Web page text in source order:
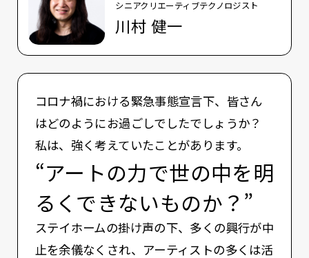
シニアクリエーティブテクノロジスト
川村 健一
コロナ禍における緊急事態宣言下、皆さん
はどのようにお過ごしでしたでしょうか？
私は、強く考えていたことがあります。
“アートの力で世の中を明
るくできないものか？”
ステイホームの掛け声の下、多くの興行が中
止を余儀なくされ、アーティストの多くは活